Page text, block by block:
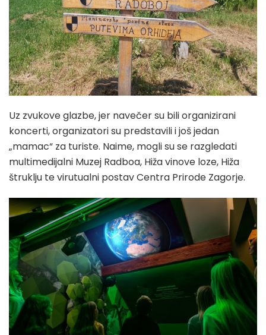
Uz zvukove glazbe, jer navečer su bili organizirani
koncerti, organizatori su predstavili i još jedan
„mamac“ za turiste. Naime, mogli su se razgledati
multimedijalni Muzej Radboa, Hiža vinove loze, Hiža
štruklju te virutualni postav Centra Prirode Zagorje.